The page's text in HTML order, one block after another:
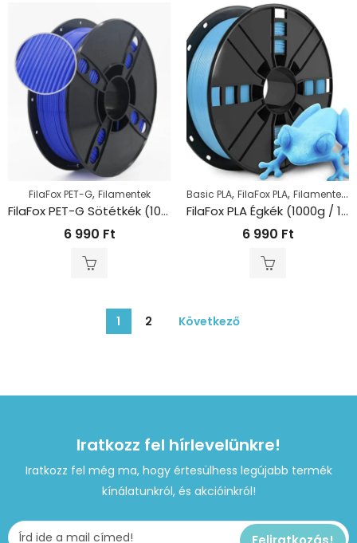
FilaFox PET-G, Filamentek
FilaFox PET-G Sötétkék (1000g / 1,75mm)
6 990 Ft
Basic PLA, FilaFox PLA, Filamentek ,
FilaFox PLA Égkék (1000g / 1,75mm)
6 990 Ft
1 2 Következő
Iratkozz fel hírlevelünkre!
Iratkozz fel még ma, hogy értesülhess legújabb termék
kínálatunkról, és akcióinkról!